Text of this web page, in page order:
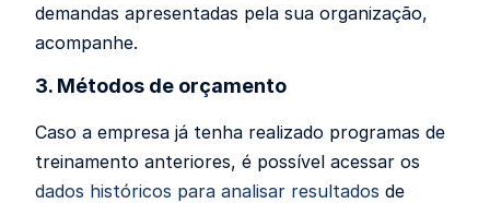
demandas apresentadas pela sua organização,
acompanhe.
3. Métodos de orçamento
Caso a empresa já tenha realizado programas de
treinamento anteriores, é possível acessar os
dados históricos para analisar resultados de